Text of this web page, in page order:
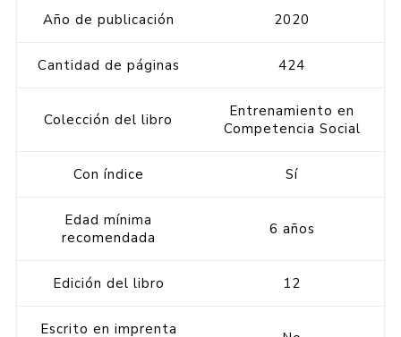
Año de publicación 2020
Cantidad de páginas 424
Colección del libro
Entrenamiento en
Competencia Social
Con índice Sí
Edad mínima
recomendada
6 años
Edición del libro 12
Escrito en imprenta